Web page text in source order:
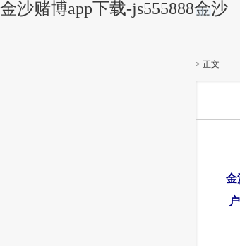
金沙赌博app下载-js555888金沙
|||||||||||
> 正文
金